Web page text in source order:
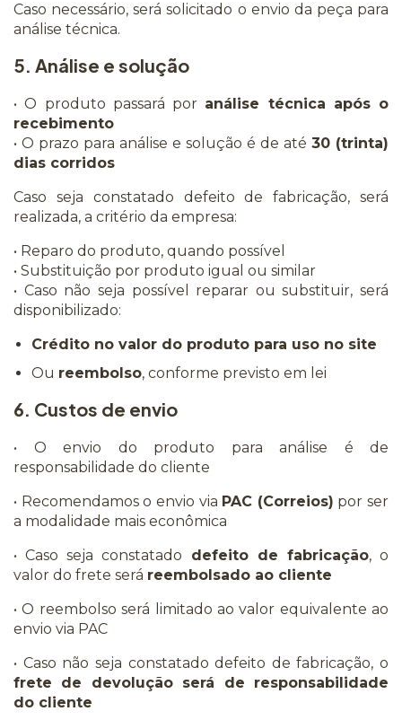
Caso necessário, será solicitado o envio da peça para
análise técnica.
5. Análise e solução
• O produto passará por análise técnica após o
recebimento
• O prazo para análise e solução é de até 30 (trinta)
dias corridos
Caso seja constatado defeito de fabricação, será
realizada, a critério da empresa:
• Reparo do produto, quando possível
• Substituição por produto igual ou similar
• Caso não seja possível reparar ou substituir, será
disponibilizado:
Crédito no valor do produto para uso no site
Ou reembolso, conforme previsto em lei
6. Custos de envio
• O envio do produto para análise é de
responsabilidade do cliente
• Recomendamos o envio via PAC (Correios) por ser
a modalidade mais econômica
• Caso seja constatado defeito de fabricação, o
valor do frete será reembolsado ao cliente
• O reembolso será limitado ao valor equivalente ao
envio via PAC
• Caso não seja constatado defeito de fabricação, o
frete de devolução será de responsabilidade
do cliente